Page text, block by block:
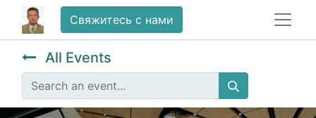
Свяжитесь с нами
All Events